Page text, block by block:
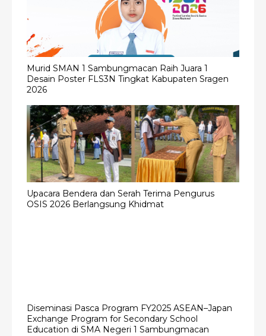
Murid SMAN 1 Sambungmacan Raih Juara 1
Desain Poster FLS3N Tingkat Kabupaten Sragen
2026
Upacara Bendera dan Serah Terima Pengurus
OSIS 2026 Berlangsung Khidmat
Diseminasi Pasca Program FY2025 ASEAN–Japan
Exchange Program for Secondary School
Education di SMA Negeri 1 Sambungmacan